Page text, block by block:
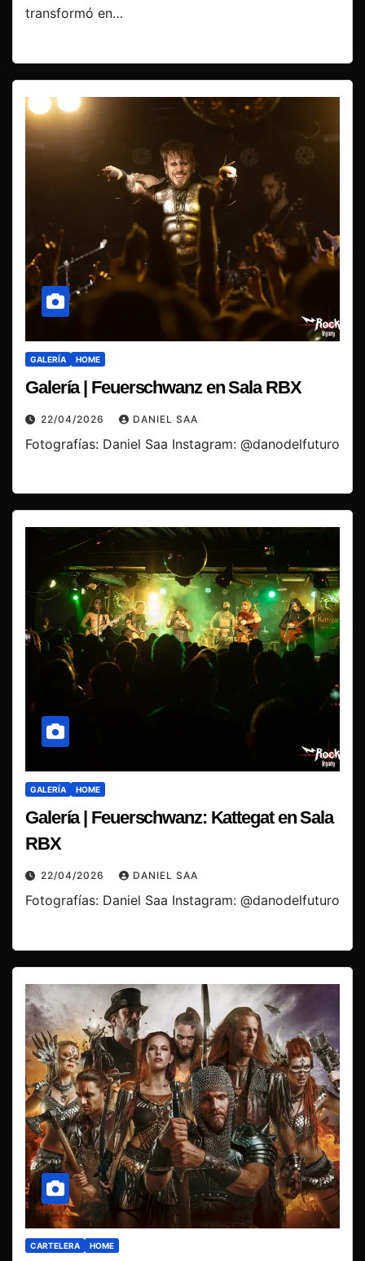
transformó en…
GALERÍA HOME
Galería | Feuerschwanz en Sala RBX
22/04/2026 DANIEL SAA
Fotografías: Daniel Saa Instagram: @danodelfuturo
GALERÍA HOME
Galería | Feuerschwanz: Kattegat en Sala
RBX
22/04/2026 DANIEL SAA
Fotografías: Daniel Saa Instagram: @danodelfuturo
CARTELERA HOME